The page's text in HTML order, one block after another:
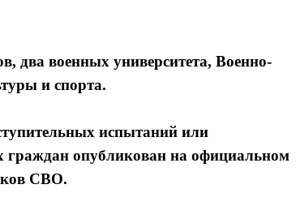
два военных университета, Военно-
и спорта.
испытаний или
граждан опубликован на официальном
СВО.